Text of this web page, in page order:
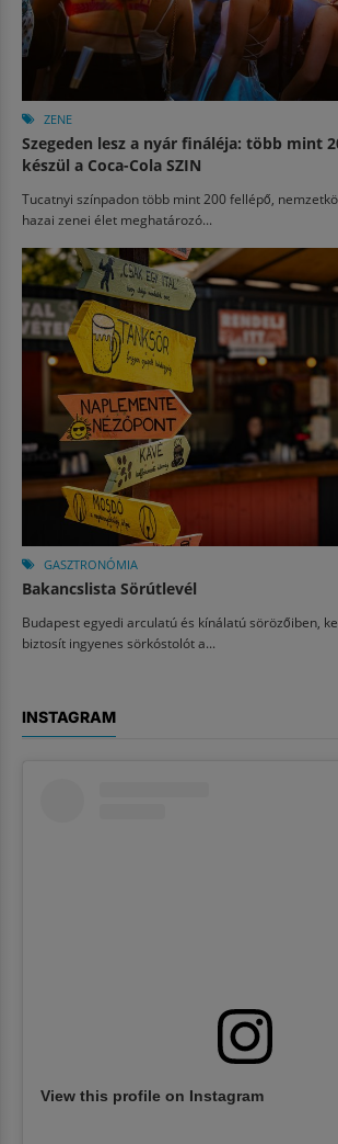
ZENE
Szegeden lesz a nyár fináléja: több mint
készül a Coca-Cola SZIN
Tucatnyi színpadon több mint 200 fellépő,
hazai zenei élet meghatározó...
GASZTRONÓMIA
Bakancslista Sörútlevél
Budapest egyedi arculatú és kínálatú sörözőiben,
biztosít ingyenes sörkóstolót a...
INSTAGRAM
View this profile on Instagram